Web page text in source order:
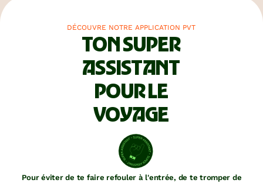
DÉCOUVRE NOTRE APPLICATION PVT
TON SUPER
ASSISTANT
POUR LE
VOYAGE
Pour éviter de te faire refouler à l'entrée, de te tromper de